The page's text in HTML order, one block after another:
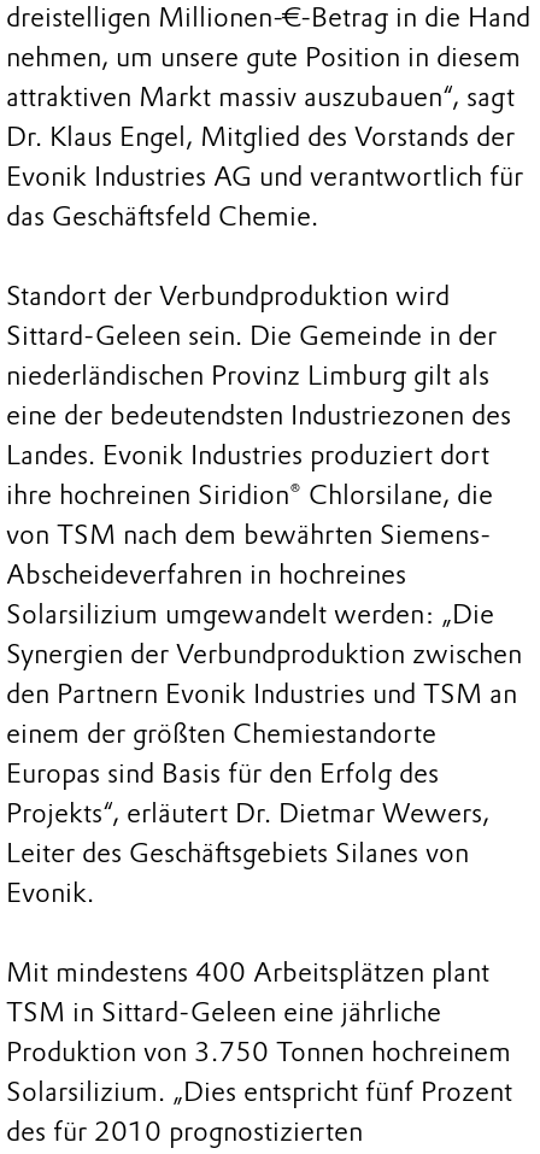
dreistelligen Millionen-€-Betrag in die Hand
nehmen, um unsere gute Position in diesem
attraktiven Markt massiv auszubauen“, sagt
Dr. Klaus Engel, Mitglied des Vorstands der
Evonik Industries AG und verantwortlich für
das Geschäftsfeld Chemie.
Standort der Verbundproduktion wird
Sittard-Geleen sein. Die Gemeinde in der
niederländischen Provinz Limburg gilt als
eine der bedeutendsten Industriezonen des
Landes. Evonik Industries produziert dort
ihre hochreinen Siridion® Chlorsilane, die
von TSM nach dem bewährten Siemens-
Abscheideverfahren in hochreines
Solarsilizium umgewandelt werden: „Die
Synergien der Verbundproduktion zwischen
den Partnern Evonik Industries und TSM an
einem der größten Chemiestandorte
Europas sind Basis für den Erfolg des
Projekts“, erläutert Dr. Dietmar Wewers,
Leiter des Geschäftsgebiets Silanes von
Evonik.
Mit mindestens 400 Arbeitsplätzen plant
TSM in Sittard-Geleen eine jährliche
Produktion von 3.750 Tonnen hochreinem
Solarsilizium. „Dies entspricht fünf Prozent
des für 2010 prognostizierten